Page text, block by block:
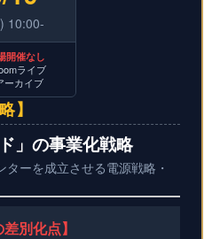
10:00-
開催なし
ライブ
ーカイブ
】
」の事業化戦略
ーを成立させる電源戦略・
別化点】